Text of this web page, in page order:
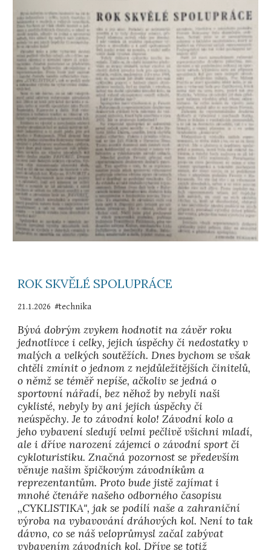
ROK SKVĚLÉ SPOLUPRÁCE
21.1.2026#technika
Bývá dobrým zvykem hodnotit na závěr roku
jednotlivce i celky, jejich úspěchy či nedostatky v
malých a velkých soutěžích. Dnes bychom se však
chtěli zmínit o jednom z nejdůležitějších činitelů,
o němž se téměř nepíše, ačkoliv se jedná o
sportovní nářadí, bez něhož by nebyli naši
cyklisté, nebyly by ani jejich úspěchy či
neúspěchy. Je to závodní kolo! Závodní kolo a
jeho vybavení sledují velmi pečlivě všichni mladí,
ale i dříve narození zájemci o závodní sport či
cykloturistiku. Značná pozornost se především
věnuje našim špičkovým závodníkům a
reprezentantům. Proto bude jistě zajímat i
mnohé čtenáře našeho odborného časopisu
,,CYKLISTIKA", jak se podílí naše a zahraniční
výroba na vybavování dráhových kol. Není to tak
dávno, co se náš veloprůmysl začal zabývat
vybavením závodních kol. Dříve se totiž